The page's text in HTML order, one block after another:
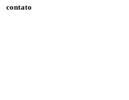
contato